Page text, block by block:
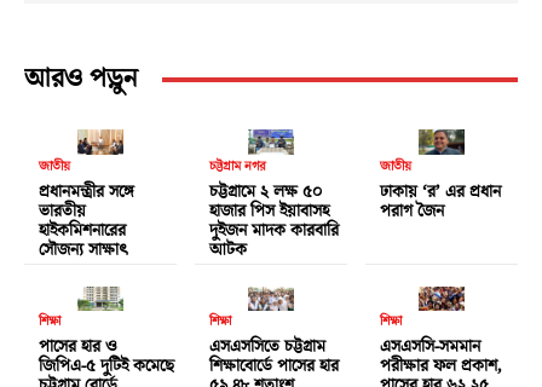
আরও পড়ুন
জাতীয়
প্রধানমন্ত্রীর সঙ্গে
ভারতীয়
হাইকমিশনারের
সৌজন্য সাক্ষাৎ
চট্টগ্রাম নগর
চট্টগ্রামে ২ লক্ষ ৫০
হাজার পিস ইয়াবাসহ
দুইজন মাদক কারবারি
আটক
জাতীয়
ঢাকায় ‘র’ এর প্রধান
পরাগ জৈন
শিক্ষা
পাসের হার ও
জিপিএ-৫ দুটিই কমেছে
শিক্ষা
এসএসসিতে চট্টগ্রাম
শিক্ষাবোর্ডে পাসের হার
শিক্ষা
এসএসসি-সমমান
পরীক্ষার ফল প্রকাশ,